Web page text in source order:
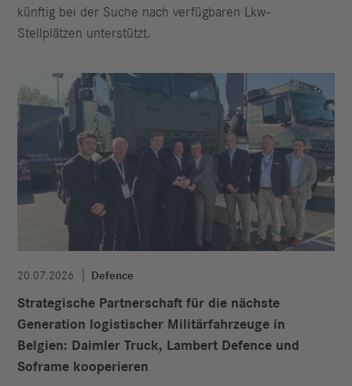
künftig bei der Suche nach verfügbaren Lkw-
Stellplätzen unterstützt.
20.07.2026 Defence
Strategische Partnerschaft für die nächste
Generation logistischer Militärfahrzeuge in
Belgien: Daimler Truck, Lambert Defence und
Soframe kooperieren